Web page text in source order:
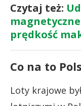
Czytaj też:
prędkość
Co na to
Loty krajowe